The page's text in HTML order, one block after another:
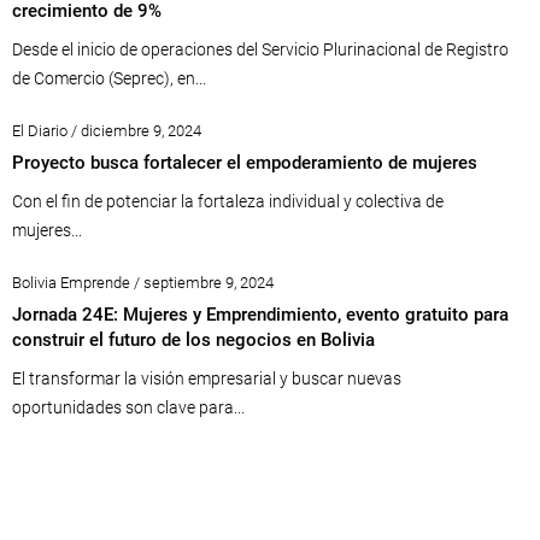
crecimiento de 9%
Desde el inicio de operaciones del Servicio Plurinacional de Registro
de Comercio (Seprec), en...
El Diario / diciembre 9, 2024
Proyecto busca fortalecer el empoderamiento de mujeres
Con el fin de potenciar la fortaleza individual y colectiva de
mujeres...
Bolivia Emprende / septiembre 9, 2024
Jornada 24E: Mujeres y Emprendimiento, evento gratuito para
construir el futuro de los negocios en Bolivia
El transformar la visión empresarial y buscar nuevas
oportunidades son clave para...